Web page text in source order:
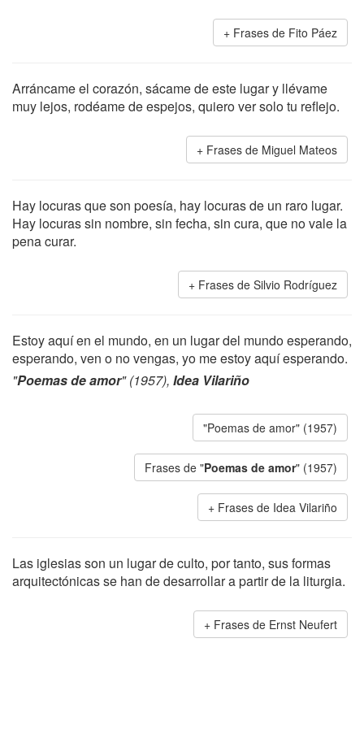
Frases de Fito Páez
Arráncame el corazón, sácame de este lugar y llévame
muy lejos, rodéame de espejos, quiero ver solo tu reflejo.
Frases de Miguel Mateos
Hay locuras que son poesía, hay locuras de un raro lugar.
Hay locuras sin nombre, sin fecha, sin cura, que no vale la
pena curar.
Frases de Silvio Rodríguez
Estoy aquí en el mundo, en un lugar del mundo esperando,
esperando, ven o no vengas, yo me estoy aquí esperando.
"Poemas de amor" (1957), Idea Vilariño
"Poemas de amor" (1957)
Frases de "Poemas de amor" (1957)
Frases de Idea Vilariño
Las iglesias son un lugar de culto, por tanto, sus formas
arquitectónicas se han de desarrollar a partir de la liturgia.
Frases de Ernst Neufert